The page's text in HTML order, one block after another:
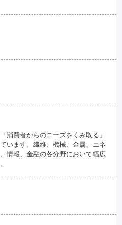
消費者からのニーズをくみ取る」
います。繊維、機械、金属、エネ
情報、金融の各分野において幅広